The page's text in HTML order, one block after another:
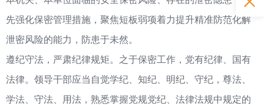
先强化保密管理措施，聚焦短板弱项着力提升精准防范化解
泄密风险的能力，防患于未然。
遵纪守法，严肃纪律规矩。之于保密工作，党有纪律、国有
法律。领导干部应当自觉学纪、知纪、明纪、守纪，尊法、
学法、守法、用法，熟悉掌握党规党纪、法律法规中规定的